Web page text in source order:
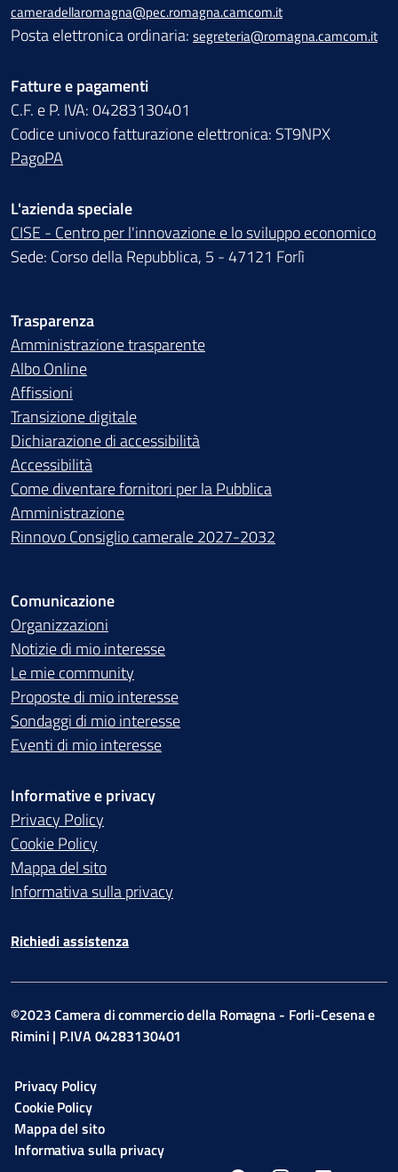
cameradellaromagna@pec.romagna.camcom.it
Posta elettronica ordinaria: segreteria@romagna.camcom.it
Fatture e pagamenti
C.F. e P. IVA: 04283130401
Codice univoco fatturazione elettronica: ST9NPX
PagoPA
L'azienda speciale
CISE - Centro per l'innovazione e lo sviluppo economico
Sede: Corso della Repubblica, 5 - 47121 Forlì
Trasparenza
Amministrazione trasparente
Albo Online
Affissioni
Transizione digitale
Dichiarazione di accessibilità
Accessibilità
Come diventare fornitori per la Pubblica
Amministrazione
Rinnovo Consiglio camerale 2027-2032
Comunicazione
Organizzazioni
Notizie di mio interesse
Le mie community
Proposte di mio interesse
Sondaggi di mio interesse
Eventi di mio interesse
Informative e privacy
Privacy Policy
Cookie Policy
Mappa del sito
Informativa sulla privacy
Richiedi assistenza
©2023 Camera di commercio della Romagna - Forli-Cesena e
Rimini | P.IVA 04283130401
Privacy Policy
Cookie Policy
Mappa del sito
Informativa sulla privacy